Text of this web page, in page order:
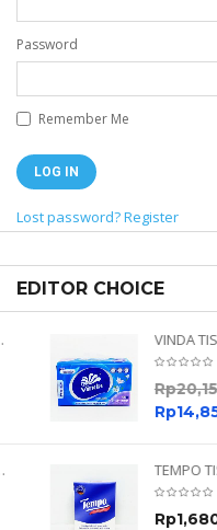
Password
Remember Me
Lost password?Register
EDITOR CHOICE
Rp
20,150
Rp
14,850
1,680